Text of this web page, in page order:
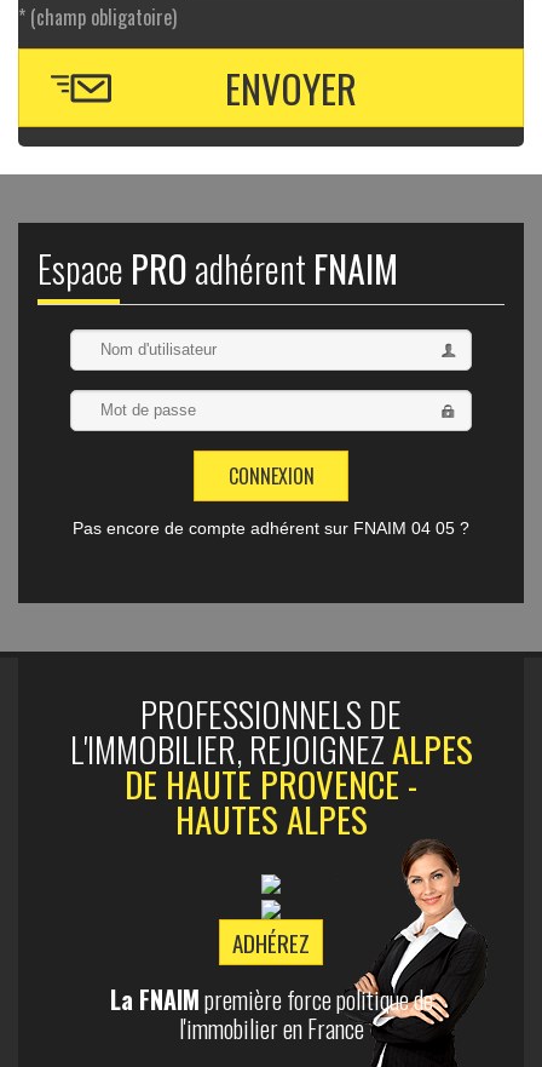
* (champ obligatoire)
Espace PROadhérent FNAIM
Pas encore de compte adhérent sur FNAIM 04 05 ?
PROFESSIONNELS DE
L'IMMOBILIER, REJOIGNEZALPES
DE HAUTE PROVENCE -
HAUTES ALPES
ADHÉREZ
La FNAIMpremière force politique de
l'immobilier en France